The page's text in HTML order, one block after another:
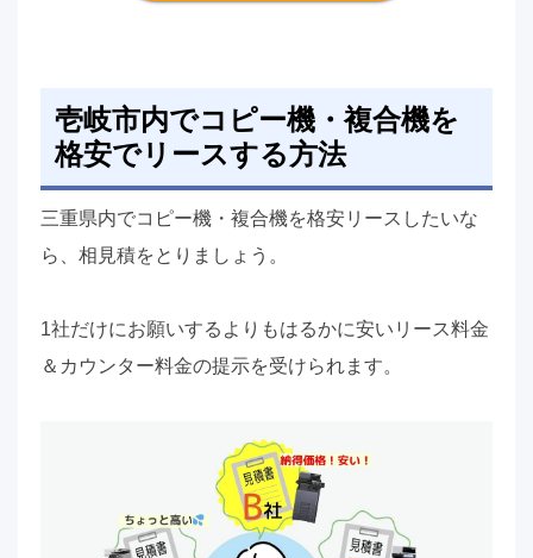
壱岐市内でコピー機・複合機を
格安でリースする方法
三重県内でコピー機・複合機を格安リースしたいな
ら、相見積をとりましょう。
1社だけにお願いするよりもはるかに安いリース料金
＆カウンター料金の提示を受けられます。